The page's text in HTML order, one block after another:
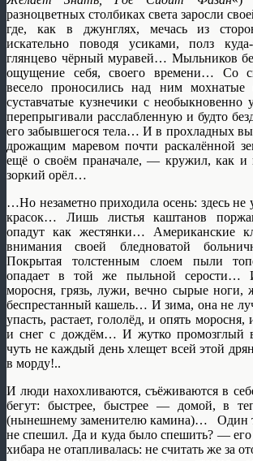
разноцветных столбиках света заросли
где, как в джунглях, мечась из
искательно поводя усиками, полз
глянцево чёрный муравей… Мыльников
ощущение себя, своего времени… Со
весело проносились над ним мохнатые
суставчатые кузнечики с необыкновенно
перепрыгивали расслабленную и будто
его забывшегося тела… И в прохладных
дрожащим маревом почти раскалённой
ещё о своём праначале, — кружил, как и
зоркий орёл…
…Но незаметно приходила осень: здесь не
красок… Лишь листья каштанов
опадут как жестянки… Американские
внимания своей бледноватой
Покрытая толстенным слоем пыли
опадает в той же пыльной серости…
моросня, грязь, лужи, вечно сырые ноги,
беспрестанный кашель… И зима, она не
упасть, растает, гололёд, и опять
и снег с дождём… И жутко промозглый
чуть не каждый день хлещет всей этой
в морду!..
И люди нахохливаются, съёживаются в
бегут: быстрее, быстрее — домой, в
(нынешнему заменителю камина)… Один
не спешил. Да и куда было спешить? — его
хибара не отапливалась: не считать же за